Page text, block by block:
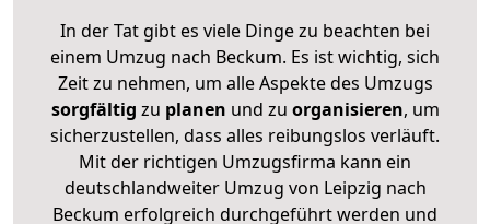
In der Tat gibt es viele Dinge zu beachten bei
einem Umzug nach Beckum. Es ist wichtig, sich
Zeit zu nehmen, um alle Aspekte des Umzugs
sorgfältig zu planen und zu organisieren, um
sicherzustellen, dass alles reibungslos verläuft.
Mit der richtigen Umzugsfirma kann ein
deutschlandweiter Umzug von Leipzig nach
Beckum erfolgreich durchgeführt werden und